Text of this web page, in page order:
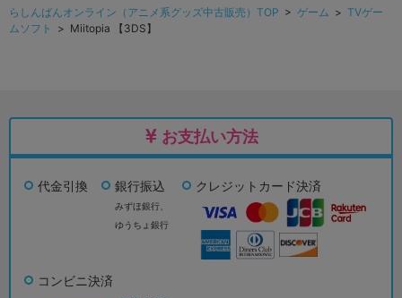
らしんばんオンライン（アニメ系グッズ中古販売）TOP > ゲーム > TVゲー
ムソフト
> Miitopia 【3DS】
お支払い方法
代金引換 銀行振込
みずほ銀行、
ゆうちょ銀行
クレジットカード決済
コンビニ決済